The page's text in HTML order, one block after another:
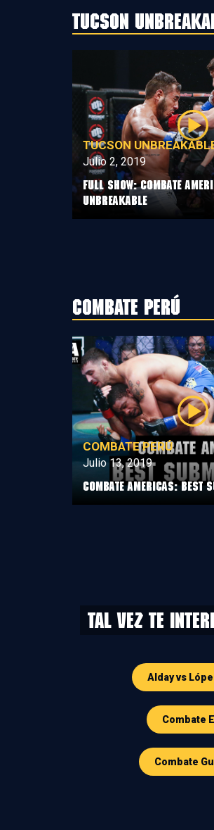
Tucson
TUCSON
Julio 2, 2019
Full Show: Combate
Unbreakable
Combate Perú
COMBATE PERÚ
Julio 13, 2019
Combate Americas: Best
Tal vez te
Alday vs
Combate
Combate